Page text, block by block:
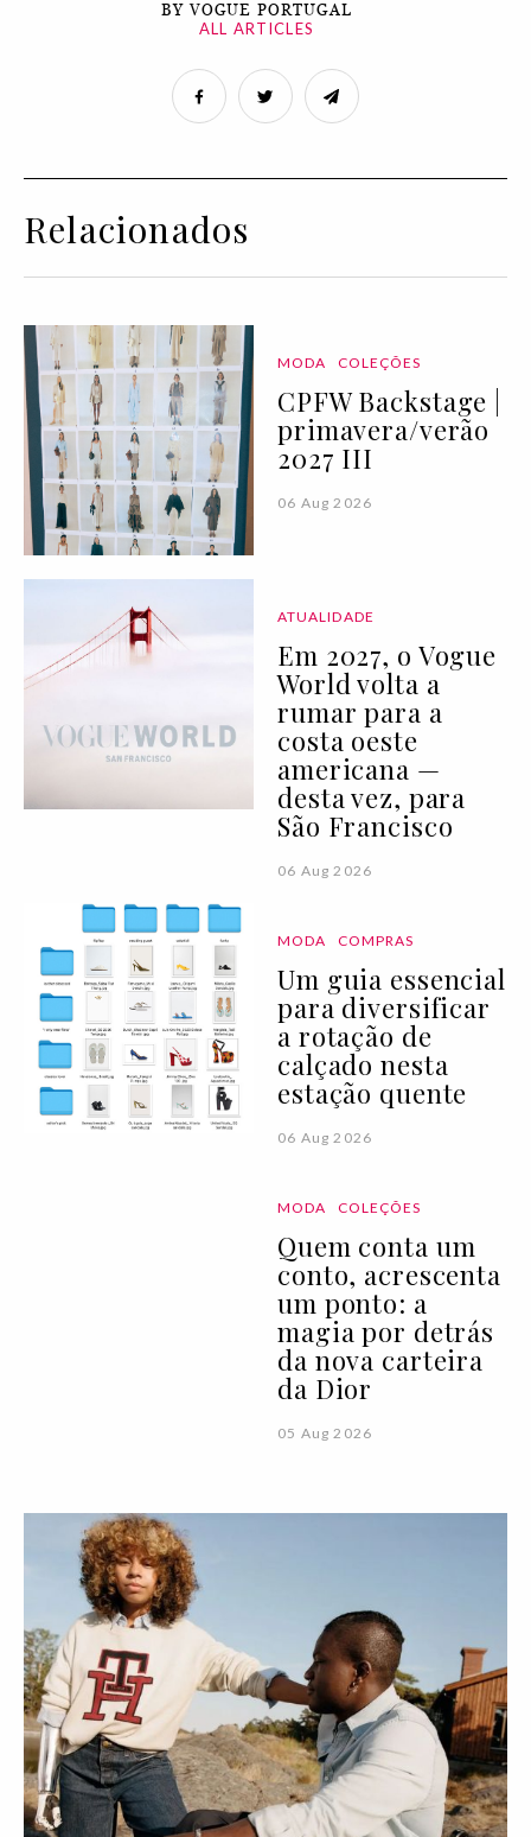
BY VOGUE PORTUGAL
ALL ARTICLES
Relacionados
MODA COLEÇÕES
CPFW Backstage |
primavera/verão
2027 III
06 Aug 2026
ATUALIDADE
Em 2027, o Vogue
World volta a
rumar para a
costa oeste
americana —
desta vez, para
São Francisco
06 Aug 2026
MODA COMPRAS
Um guia essencial
para diversificar
a rotação de
calçado nesta
estação quente
06 Aug 2026
MODA COLEÇÕES
Quem conta um
conto, acrescenta
um ponto: a
magia por detrás
da nova carteira
da Dior
05 Aug 2026